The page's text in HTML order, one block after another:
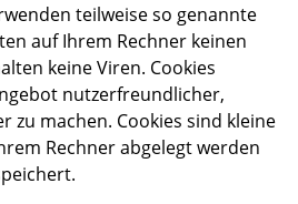
teilweise so genannte
auf Ihrem Rechner keinen
keine Viren. Cookies
nutzerfreundlicher,
zu machen. Cookies sind kleine
Rechner abgelegt werden